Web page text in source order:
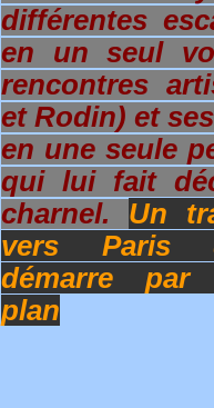
différentes
en un seul
rencontres
et Rodin) et
en une seule
qui lui fait
charnel. Un
vers Paris
démarre par
plan